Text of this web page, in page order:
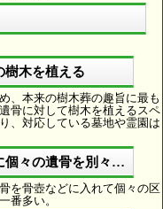
樹木を植える
、本来の樹木葬の趣旨に最も
骨に対して樹木を植えるスペ
、対応している墓地や霊園は
個々の遺骨を別々に埋葬
を骨壺などに入れて個々の区
番多い。